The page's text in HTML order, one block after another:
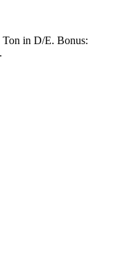
in D/E. Bonus: